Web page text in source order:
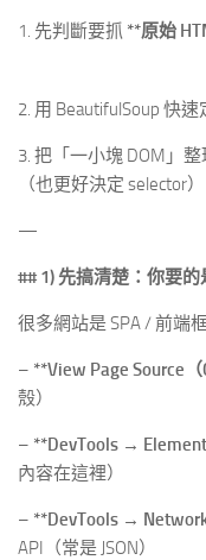
1. 先判斷要抓 **原始
2. 用 BeautifulSoup 快
3. 把「一小塊 DOM」
（也更好決定 selector）
—
## 1) 先搞清楚：你要的
很多網站是 SPA / 前端
– **View Page Source
殼）
– **DevTools →
內容在這裡）
– **DevTools →
API（常是 JSON）